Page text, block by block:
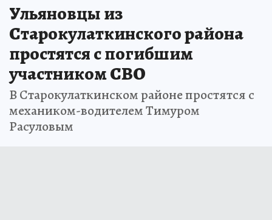
Ульяновцы из
Старокулаткинского района
простятся с погибшим
участником СВО
В Старокулаткинском районе простятся с
механиком-водителем Тимуром
Расуловым